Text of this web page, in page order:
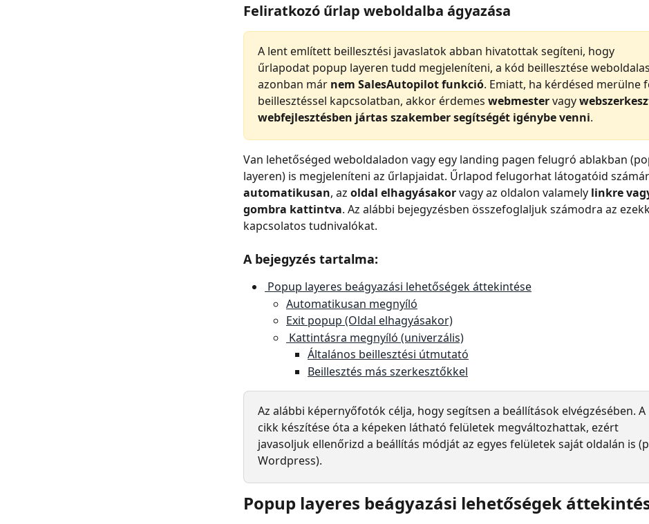
Feliratkozó űrlap weboldalba ágyazása
A lent említett beillesztési javaslatok abban hivatottak segíteni, hogy
űrlapodat popup layeren tudd megjeleníteni, a kód beillesztése
azonban már nem SalesAutopilot funkció. Emiatt, ha kérdésed merülne
beillesztéssel kapcsolatban, akkor érdemes webmester vagy
webfejlesztésben jártas szakember segítségét igénybe venni.
Van lehetőséged weboldaladon vagy egy landing pagen felugró ablakban
layeren) is megjeleníteni az űrlapjaidat. Űrlapod felugorhat látogatóid
automatikusan, az oldal elhagyásakor vagy az oldalon valamely linkre
gombra kattintva. Az alábbi bejegyzésben összefoglaljuk számodra az
kapcsolatos tudnivalókat.
A bejegyzés tartalma:
Popup layeres beágyazási lehetőségek áttekintése
Automatikusan megnyíló
Exit popup (Oldal elhagyásakor)
Kattintásra megnyíló (univerzális)
Általános beillesztési útmutató
Beillesztés más szerkesztőkkel
Az alábbi képernyőfotók célja, hogy segítsen a beállítások elvégzésében. A
cikk készítése óta a képeken látható felületek megváltozhattak, ezért
javasoljuk ellenőrizd a beállítás módját az egyes felületek saját oldalán is
Wordpress).
Popup layeres beágyazási lehetőségek